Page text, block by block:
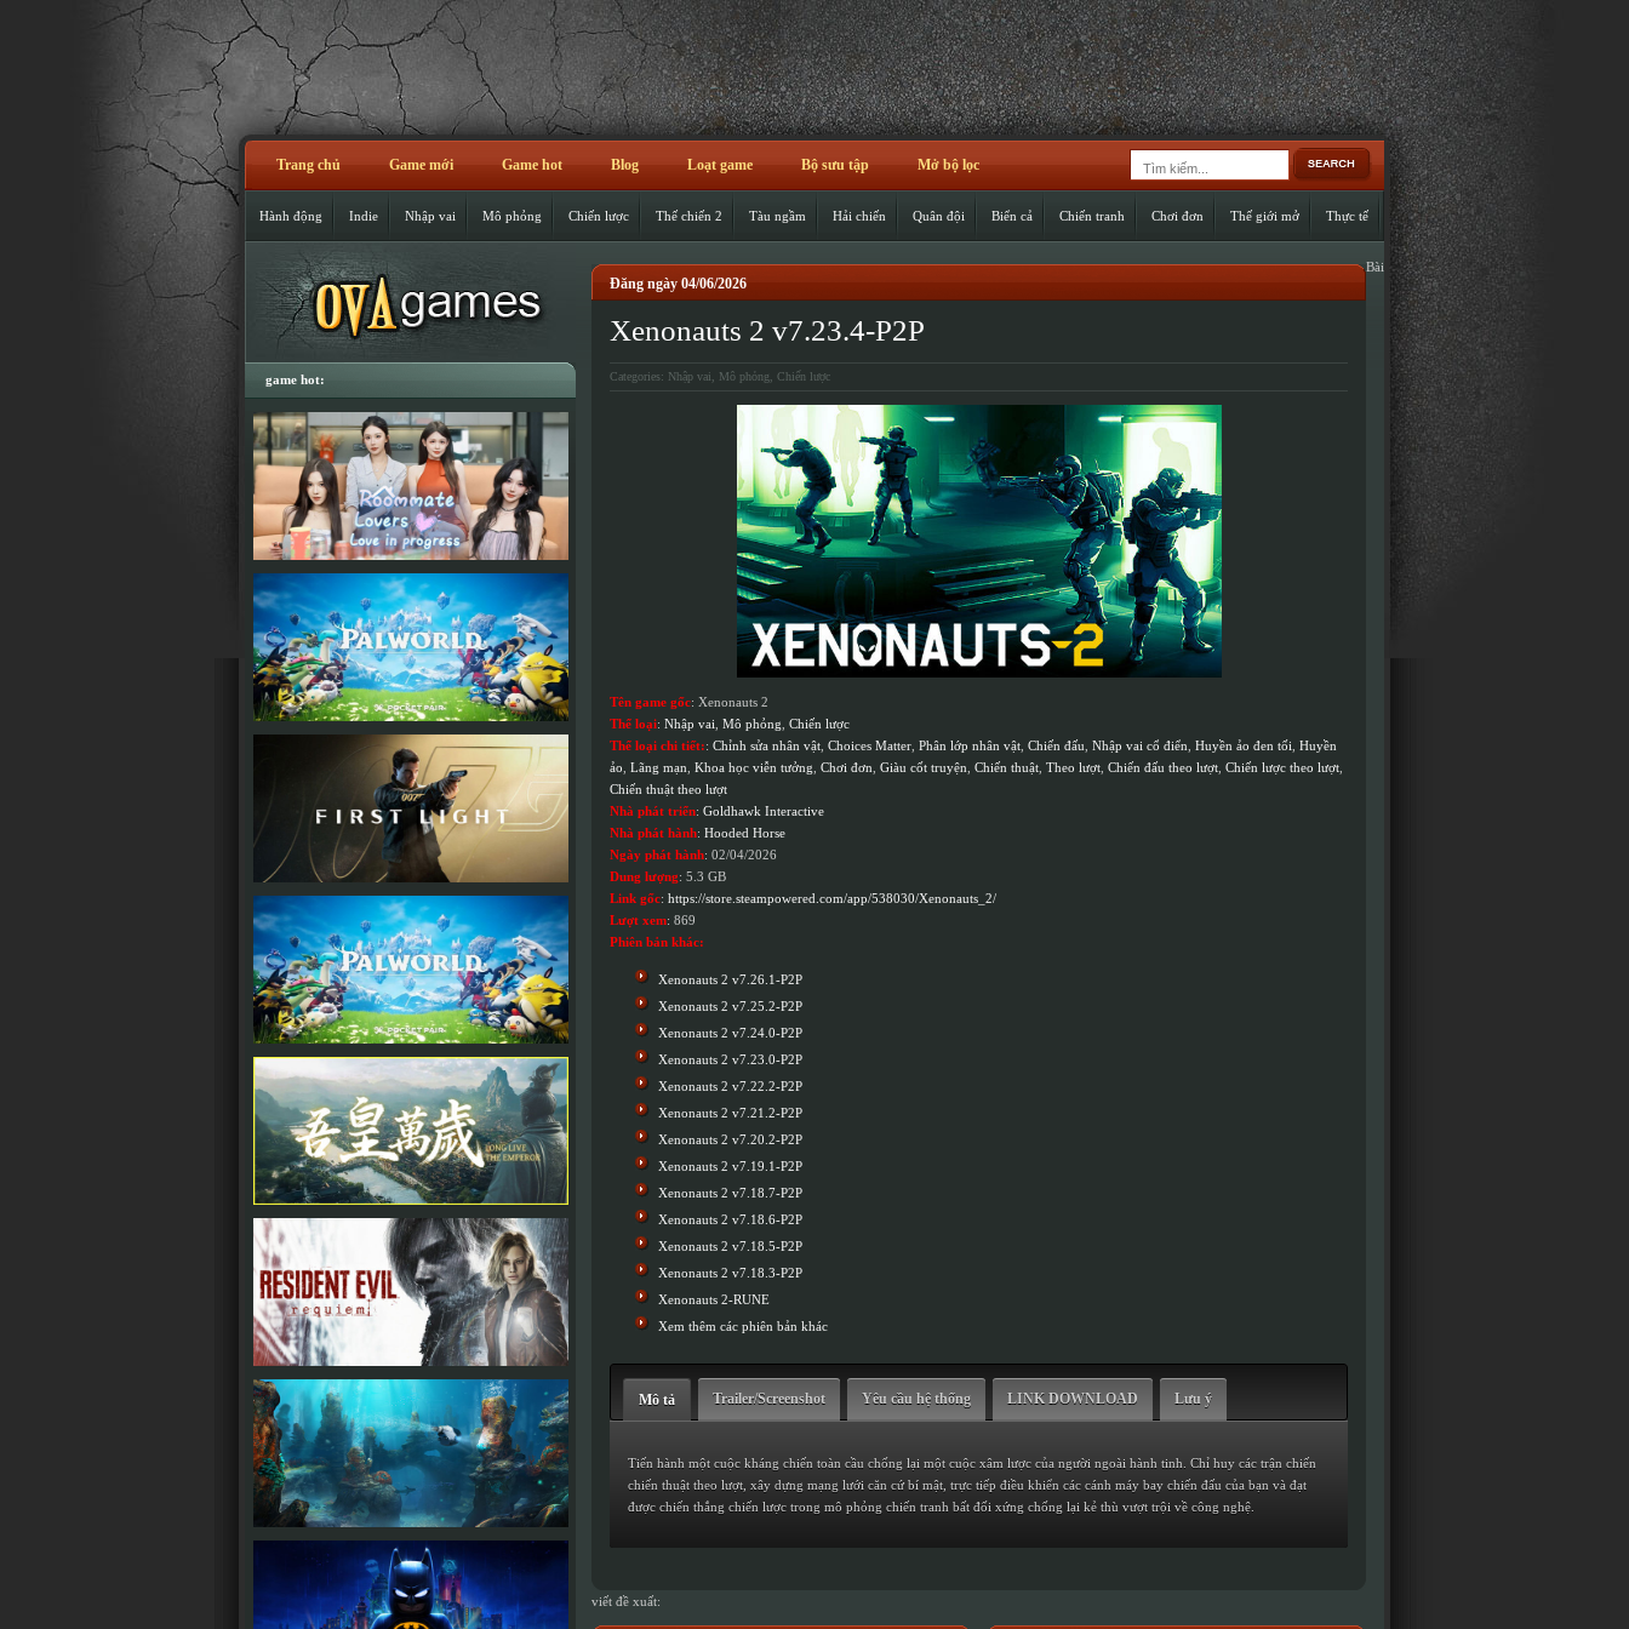
Trang chủ Game mới Game hot Blog Loạt game Bộ sưu tập Mở bộ lọc
Hành động Indie Nhập vai Mô phỏng Chiến lược Thế chiến 2 Tàu ngầm Hải chiến Quân đội Biển cả Chiến tranh Chơi đơn Thế giới mở Thực tế
Đăng ngày 04/06/2026
Xenonauts 2 v7.23.4-P2P
Categories: Nhập vai Mô phỏng Chiến lược
Tên game gốc: Xenonauts 2
Thể loại: Nhập vai Mô phỏng Chiến lược
Thể loại chi tiết:: Chỉnh sửa nhân vật Choices Matter Phân lớp nhân vật Chiến đấu Nhập vai cổ điển Huyền ảo đen tối Huyền
ảo Lãng mạn Khoa học viễn tưởng Chơi đơn Giàu cốt truyện Chiến thuật Theo lượt Chiến đấu theo lượt Chiến lược theo lượt
Chiến thuật theo lượt
Nhà phát triển: Goldhawk Interactive
Nhà phát hành: Hooded Horse
Ngày phát hành: 02/04/2026
Dung lượng: 5.3 GB
Link gốc: https://store.steampowered.com/app/538030/Xenonauts_2/
Lượt xem: 869
Phiên bản khác:
Xenonauts 2 v7.26.1-P2P
Xenonauts 2 v7.25.2-P2P
Xenonauts 2 v7.24.0-P2P
Xenonauts 2 v7.23.0-P2P
Xenonauts 2 v7.22.2-P2P
Xenonauts 2 v7.21.2-P2P
Xenonauts 2 v7.20.2-P2P
Xenonauts 2 v7.19.1-P2P
Xenonauts 2 v7.18.7-P2P
Xenonauts 2 v7.18.6-P2P
Xenonauts 2 v7.18.5-P2P
Xenonauts 2 v7.18.3-P2P
Xenonauts 2-RUNE
Xem thêm các phiên bản khác
Mô tả Trailer/Screenshot Yêu cầu hệ thống LINK DOWNLOAD Lưu ý
Tiến hành một cuộc kháng chiến toàn cầu chống lại một cuộc xâm lược của người ngoài hành tinh. Chỉ huy các trận chiến
chiến thuật theo lượt, xây dựng mạng lưới căn cứ bí mật, trực tiếp điều khiển các cánh máy bay chiến đấu của bạn và đạt
được chiến thắng chiến lược trong mô phỏng chiến tranh bất đối xứng chống lại kẻ thù vượt trội về công nghệ.
Bài
viết đề xuất:
game hot: